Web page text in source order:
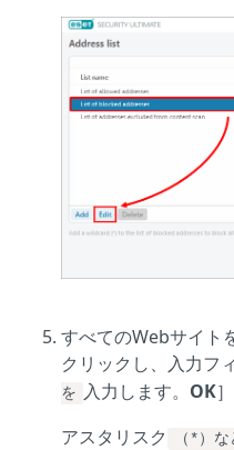
すべてのWebサイト
クリックし、入力フ
を 入力します。 OK
アスタリスク
（*）